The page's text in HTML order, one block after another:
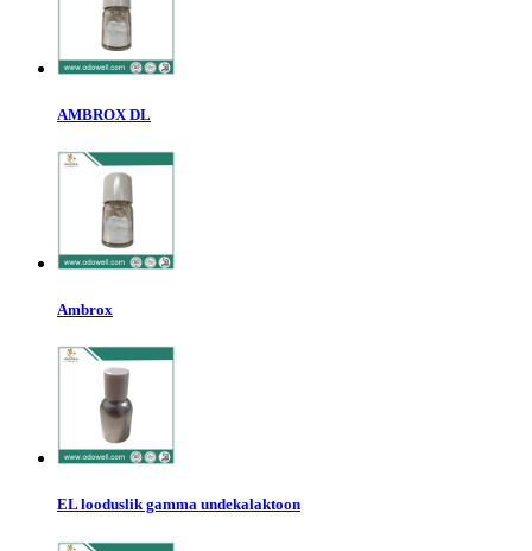
AMBROX DL
Ambrox
EL looduslik gamma undekalaktoon